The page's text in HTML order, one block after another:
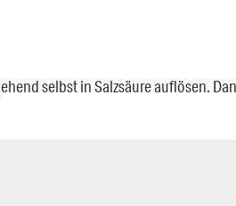
selbst in Salzsäure auflösen.